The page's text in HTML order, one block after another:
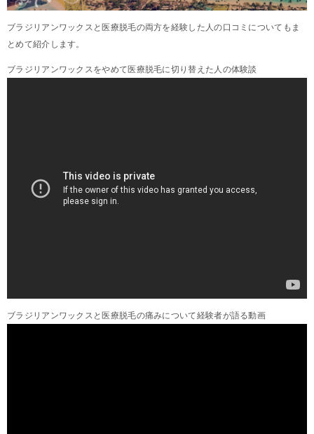
ブラジリアンワックスと医療脱毛の両方を経験した人の口コミについてもま
とめて紹介します。
ブラジリアンワックスをやめて医療脱毛に切り替えた人の体験談
ブラジリアンワックスと医療脱毛の痛みについて経験者が語る動画